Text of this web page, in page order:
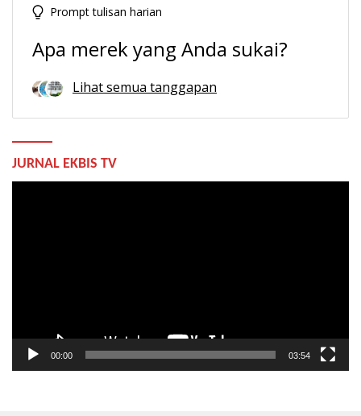
Prompt tulisan harian
Apa merek yang Anda sukai?
Lihat semua tanggapan
JURNAL EKBIS TV
00:00 03:54